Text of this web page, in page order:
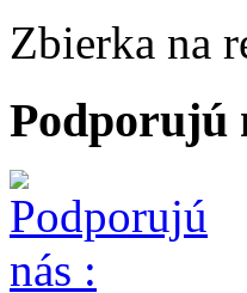
Zbierka na
Podporujú